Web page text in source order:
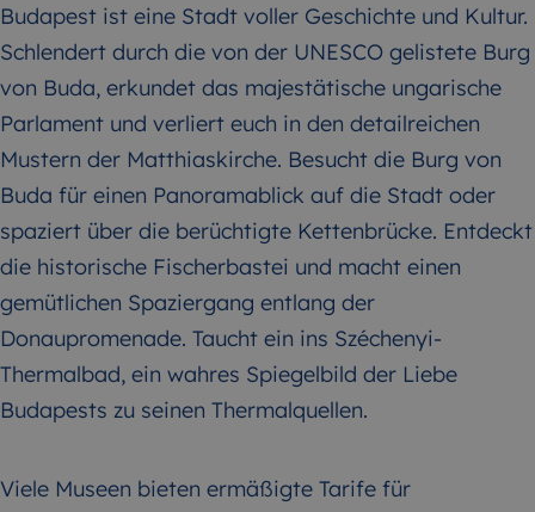
Budapest ist eine Stadt voller Geschichte und Kultur.
Schlendert durch die von der UNESCO gelistete Burg
von Buda, erkundet das majestätische ungarische
Parlament und verliert euch in den detailreichen
Mustern der Matthiaskirche. Besucht die Burg von
Buda für einen Panoramablick auf die Stadt oder
spaziert über die berüchtigte Kettenbrücke. Entdeckt
die historische Fischerbastei und macht einen
gemütlichen Spaziergang entlang der
Donaupromenade. Taucht ein ins Széchenyi-
Thermalbad, ein wahres Spiegelbild der Liebe
Budapests zu seinen Thermalquellen.
Viele Museen bieten ermäßigte Tarife für